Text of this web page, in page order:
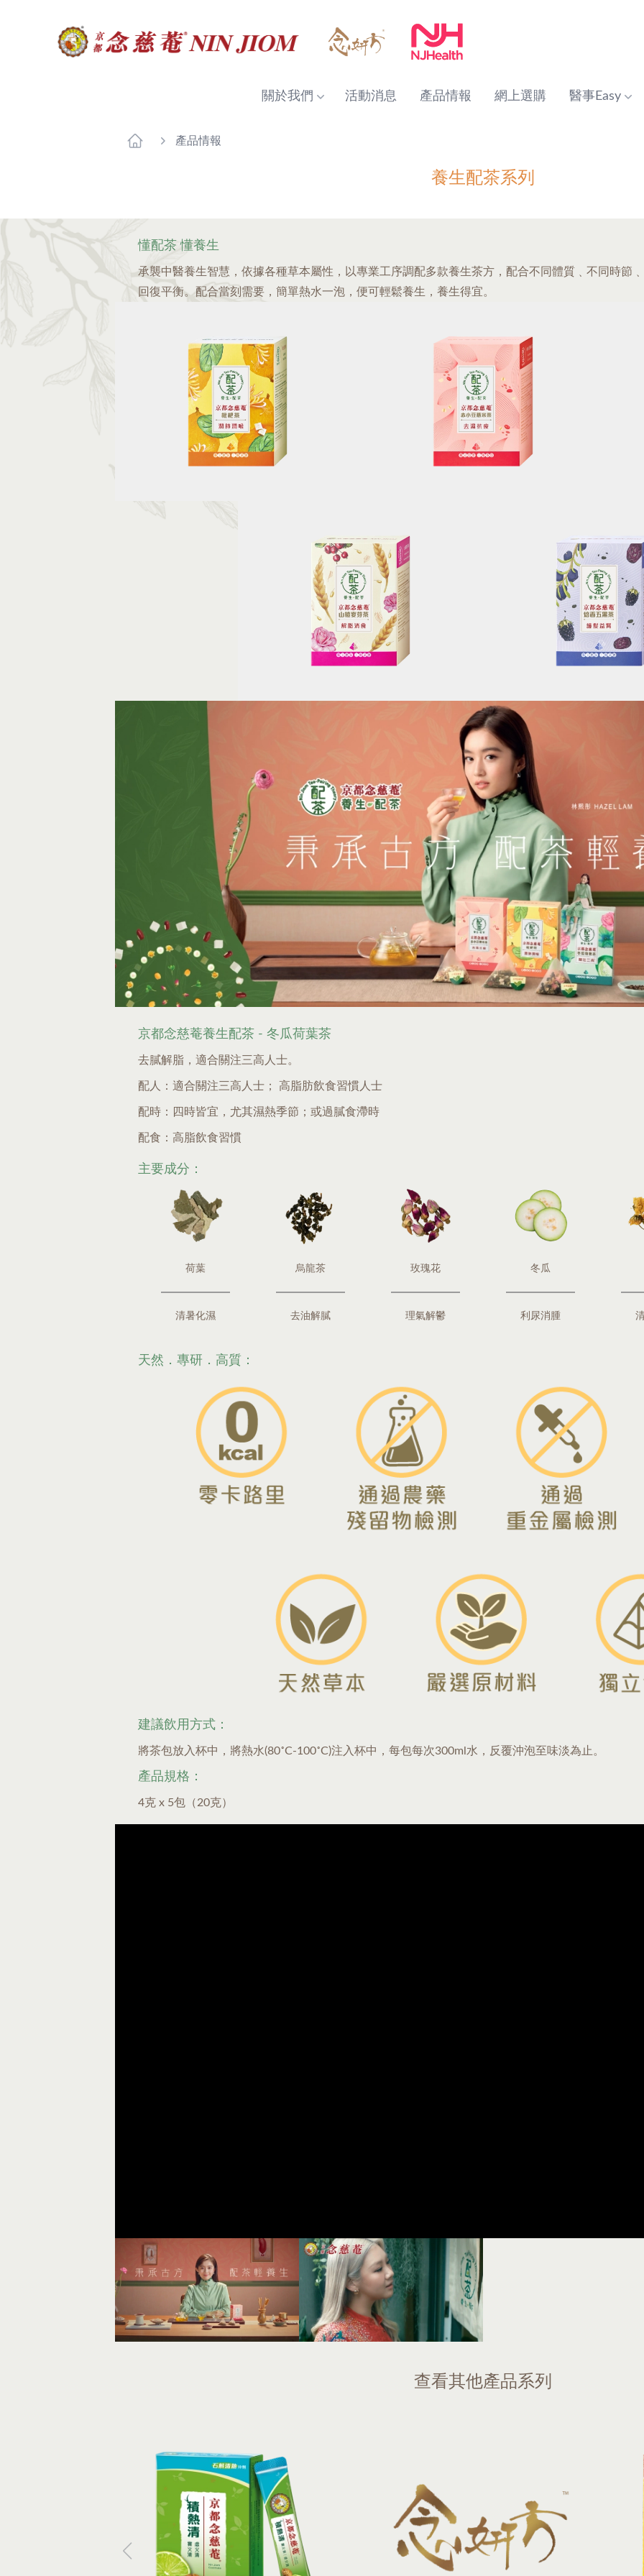
關於我們 活動消息 產品情報 網上選購 醫事Easy
產品情報
養生配茶系列
懂配茶 懂養生
承襲中醫養生智慧，依據各種草本屬性，以專業工序調配多款養生茶方，配合不同體質﹑不同時節
回復平衡。配合當刻需要，簡單熱水一泡，便可輕鬆養生，養生得宜。
京都念慈菴養生配茶 - 冬瓜荷葉茶
去膩解脂，適合關注三高人士。
配人：適合關注三高人士； 高脂肪飲食習慣人士
配時：四時皆宜，尤其濕熱季節；或過膩食滯時
配食：高脂飲食習慣
主要成分：
荷葉
清暑化濕
烏龍茶
去油解膩
玫瑰花
理氣解鬱
冬瓜
利尿消腫
天然．專研．高質：
建議飲用方式：
將茶包放入杯中，將熱水(80˚C-100˚C)注入杯中，每包每次300ml水，反覆沖泡至味淡為止。
產品規格：
4克 x 5包（20克）
查看其他產品系列